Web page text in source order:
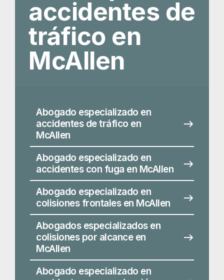
Abogado especializado en
accidentes de tráfico en
McAllen
Abogado especializado en
accidentes con fuga en McAllen
Abogados especializados en
colisiones por alcance en
McAllen
Abogado especializado en
accidentes por conducción
temeraria en McAllen
Abogados especializados en
accidentes por impacto lateral
y de frente a frente en McAllen
Abogado especializado en
accidentes por conducción
distraída en McAllen